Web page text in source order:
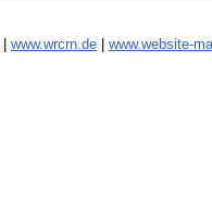
www.wrcrn.de www.website-